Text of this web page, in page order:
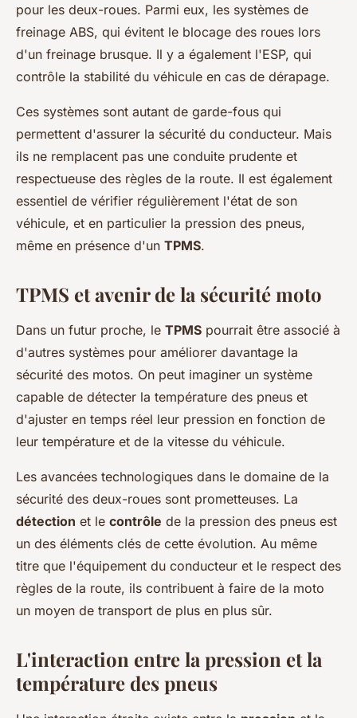
pour les deux-roues. Parmi eux, les systèmes de
freinage ABS, qui évitent le blocage des roues lors
d'un freinage brusque. Il y a également l'ESP, qui
contrôle la stabilité du véhicule en cas de dérapage.
Ces systèmes sont autant de garde-fous qui
permettent d'assurer la sécurité du conducteur. Mais
ils ne remplacent pas une conduite prudente et
respectueuse des règles de la route. Il est également
essentiel de vérifier régulièrement l'état de son
véhicule, et en particulier la pression des pneus,
même en présence d'un TPMS.
TPMS et avenir de la sécurité moto
Dans un futur proche, le TPMS pourrait être associé à
d'autres systèmes pour améliorer davantage la
sécurité des motos. On peut imaginer un système
capable de détecter la température des pneus et
d'ajuster en temps réel leur pression en fonction de
leur température et de la vitesse du véhicule.
Les avancées technologiques dans le domaine de la
sécurité des deux-roues sont prometteuses. La
détection et le contrôle de la pression des pneus est
un des éléments clés de cette évolution. Au même
titre que l'équipement du conducteur et le respect des
règles de la route, ils contribuent à faire de la moto
un moyen de transport de plus en plus sûr.
L'interaction entre la pression et la
température des pneus